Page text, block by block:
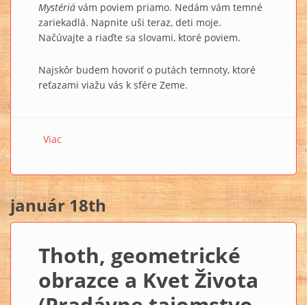
Mystériá vám poviem priamo. Nedám vám temné
zariekadlá. Napnite uši teraz, deti moje.
Načúvajte a riaďte sa slovami, ktoré poviem.
Najskôr budem hovoriť o putách temnoty, ktoré
reťazami viažu vás k sfére Zeme.
Viac
január 18th
Thoth, geometrické
obrazce a Kvet Života